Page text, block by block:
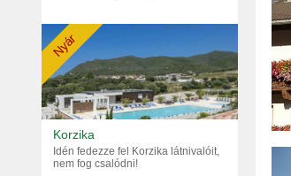
Nyár
Korzika
Idén fedezze fel Korzika látnivalóit,
nem fog csalódni!